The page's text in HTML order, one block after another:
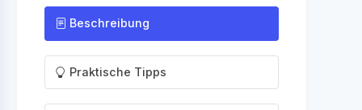
Beschreibung
Praktische Tipps